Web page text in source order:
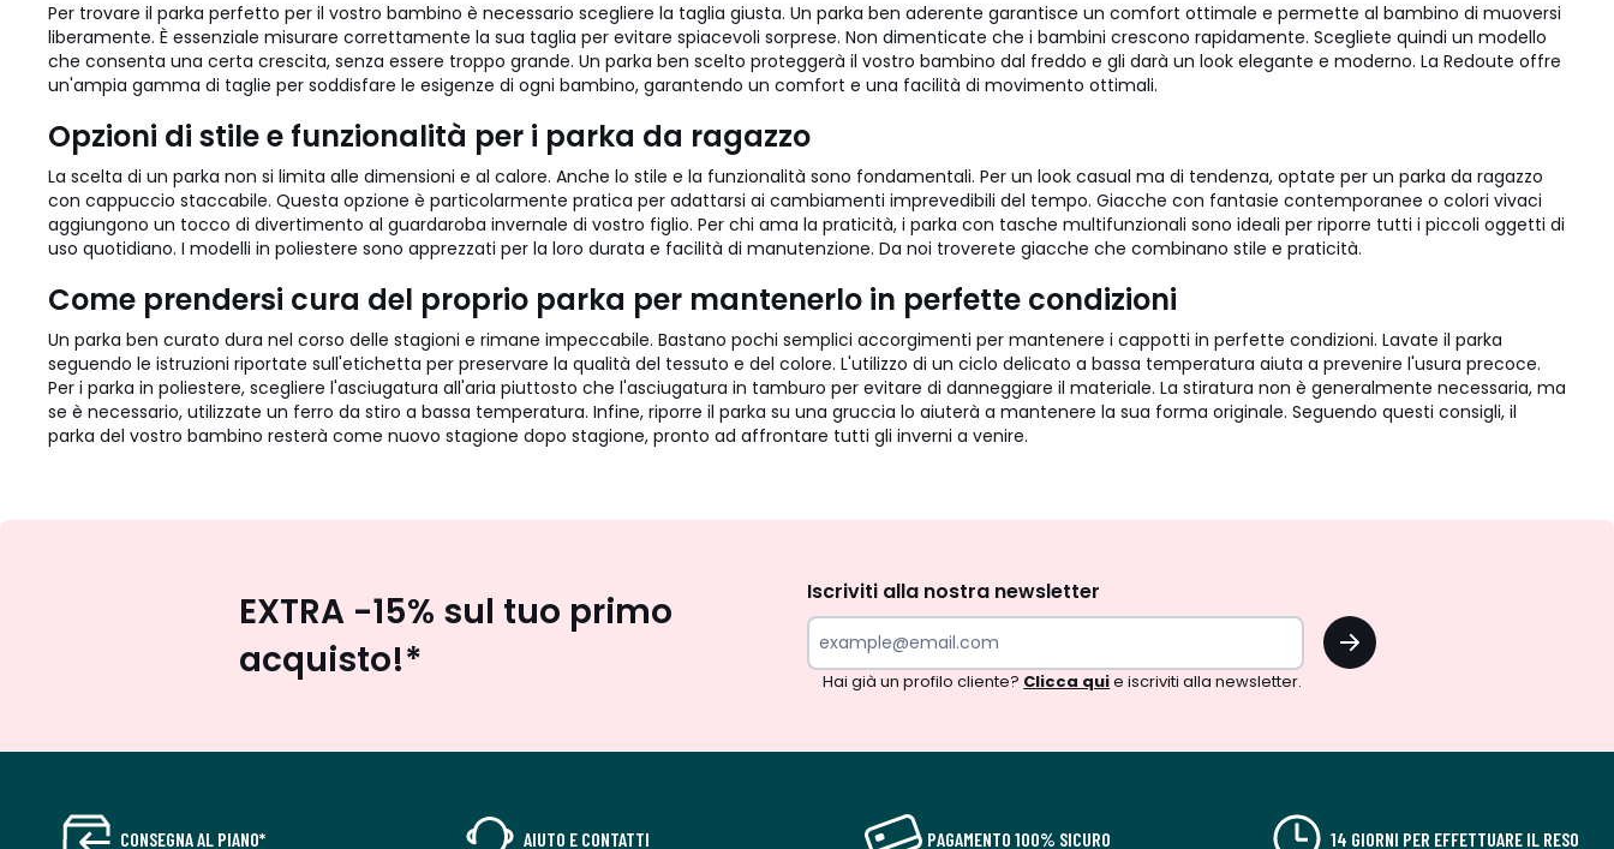
Per trovare il parka perfetto per il vostro bambino è necessario scegliere la taglia giusta. Un parka ben aderente garantisce un comfort ottimale e permette al bambino di muoversi
liberamente. È essenziale misurare correttamente la sua taglia per evitare spiacevoli sorprese. Non dimenticate che i bambini crescono rapidamente. Scegliete quindi un modello
che consenta una certa crescita, senza essere troppo grande. Un parka ben scelto proteggerà il vostro bambino dal freddo e gli darà un look elegante e moderno. La Redoute offre
un'ampia gamma di taglie per soddisfare le esigenze di ogni bambino, garantendo un comfort e una facilità di movimento ottimali.
Opzioni di stile e funzionalità per i parka da ragazzo
La scelta di un parka non si limita alle dimensioni e al calore. Anche lo stile e la funzionalità sono fondamentali. Per un look casual ma di tendenza, optate per un parka da ragazzo
con cappuccio staccabile. Questa opzione è particolarmente pratica per adattarsi ai cambiamenti imprevedibili del tempo. Giacche con fantasie contemporanee o colori vivaci
aggiungono un tocco di divertimento al guardaroba invernale di vostro figlio. Per chi ama la praticità, i parka con tasche multifunzionali sono ideali per riporre tutti i piccoli oggetti di
uso quotidiano. I modelli in poliestere sono apprezzati per la loro durata e facilità di manutenzione. Da noi troverete giacche che combinano stile e praticità.
Come prendersi cura del proprio parka per mantenerlo in perfette condizioni
Un parka ben curato dura nel corso delle stagioni e rimane impeccabile. Bastano pochi semplici accorgimenti per mantenere i cappotti in perfette condizioni. Lavate il parka
seguendo le istruzioni riportate sull'etichetta per preservare la qualità del tessuto e del colore. L'utilizzo di un ciclo delicato a bassa temperatura aiuta a prevenire l'usura precoce.
Per i parka in poliestere, scegliere l'asciugatura all'aria piuttosto che l'asciugatura in tamburo per evitare di danneggiare il materiale. La stiratura non è generalmente necessaria, ma
se è necessario, utilizzate un ferro da stiro a bassa temperatura. Infine, riporre il parka su una gruccia lo aiuterà a mantenere la sua forma originale. Seguendo questi consigli, il
parka del vostro bambino resterà come nuovo stagione dopo stagione, pronto ad affrontare tutti gli inverni a venire.
EXTRA -15% sul tuo primo
acquisto!*
Iscriviti alla nostra newsletter
OK
Hai già un profilo cliente? Clicca quie iscriviti alla newsletter.
CONSEGNA AL PIANO* AIUTO E CONTATTI PAGAMENTO 100% SICURO 14 GIORNI PER EFFETTUARE IL RESO